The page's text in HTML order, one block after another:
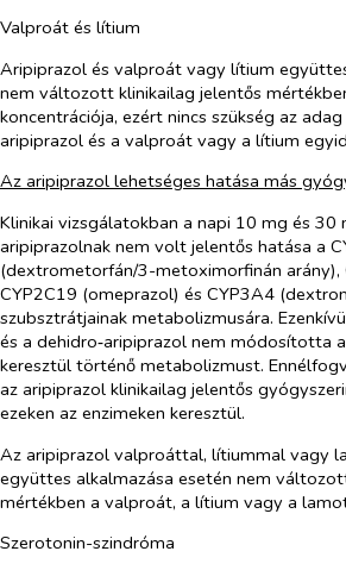
Valproát és lítium
Aripiprazol és valproát vagy lítium
nem változott klinikailag jelentős
koncentrációja, ezért nincs szükség az
aripiprazol és a valproát vagy a lítium
Az aripiprazol lehetséges hatása más
Klinikai vizsgálatokban a napi 10 mg és 30
aripiprazolnak nem volt jelentős hatása a
(dextrometorfán/3-metoximorfinán arány),
CYP2C19 (omeprazol) és CYP3A4
szubsztrátjainak metabolizmusára.
és a dehidro‑aripiprazol nem módosította
keresztül történő metabolizmust.
az aripiprazol klinikailag jelentős
ezeken az enzimeken keresztül.
Az aripiprazol valproáttal, lítiummal vagy
együttes alkalmazása esetén nem
mértékben a valproát, a lítium vagy a
Szerotonin-szindróma